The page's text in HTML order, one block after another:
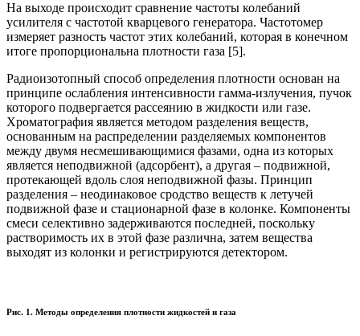
На выходе происходит сравнение частоты колебаний
усилителя с частотой кварцевого генератора. Частотомер
измеряет разность частот этих колебаний, которая в конечном
итоге пропорциональна плотности газа [5].
Радиоизотопный способ определения плотности основан на
принципе ослабления интенсивности гамма-излучения, пучок
которого подвергается рассеянию в жидкости или газе.
Хроматография является методом разделения веществ,
основанным на распределении разделяемых компонентов
между двумя несмешивающимися фазами, одна из которых
является неподвижной (адсорбент), а другая – подвижной,
протекающей вдоль слоя неподвижной фазы. Принцип
разделения – неодинаковое сродство веществ к летучей
подвижной фазе и стационарной фазе в колонке. Компоненты
смеси селективно задерживаются последней, поскольку
растворимость их в этой фазе различна, затем вещества
выходят из колонки и регистрируются детектором.
Рис. 1. Методы определения плотности жидкостей и газа